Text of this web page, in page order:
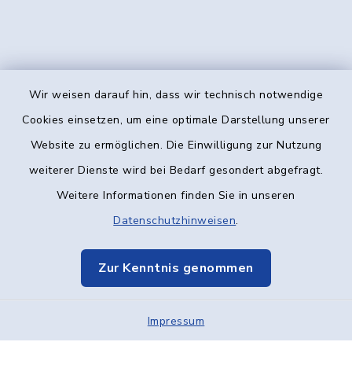
Wir weisen darauf hin, dass wir technisch notwendige
Cookies einsetzen, um eine optimale Darstellung unserer
Website zu ermöglichen. Die Einwilligung zur Nutzung
weiterer Dienste wird bei Bedarf gesondert abgefragt.
Weitere Informationen finden Sie in unseren
Datenschutzhinweisen.
Zur Kenntnis genommen
Impressum
Kontakt
Datenschutz
Elektronische Kommunikation
Sitemap